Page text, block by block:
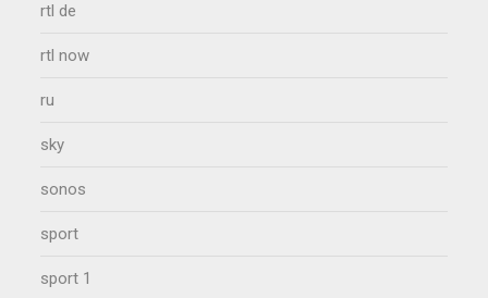
rtl de
rtl now
ru
sky
sonos
sport
sport 1